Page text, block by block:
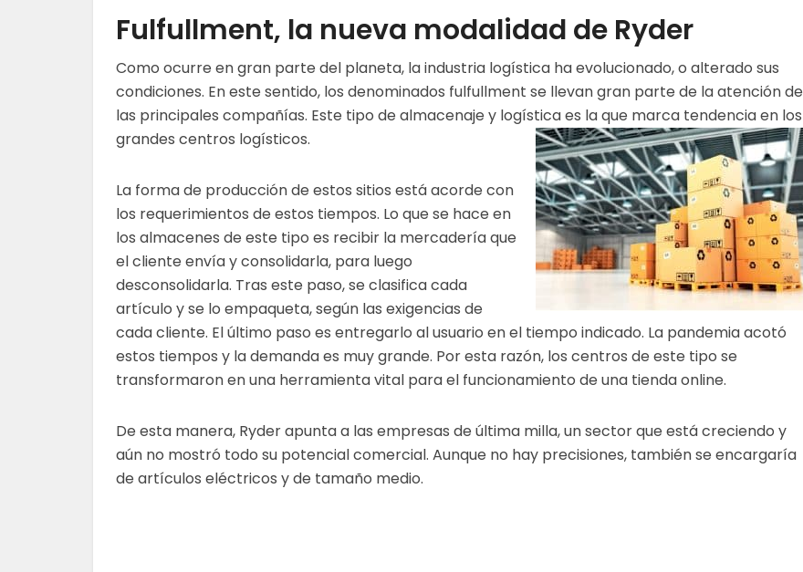
Fulfullment, la nueva modalidad de Ryder
Como ocurre en gran parte del planeta, la industria logística ha evolucionado, o alterado sus
condiciones. En este sentido, los denominados fulfullment se llevan gran parte de la atención de
las principales compañías. Este tipo de almacenaje y logística es la que marca tendencia en los
grandes centros logísticos.
La forma de producción de estos sitios está acorde con
los requerimientos de estos tiempos. Lo que se hace en
los almacenes de este tipo es recibir la mercadería que
el cliente envía y consolidarla, para luego
desconsolidarla. Tras este paso, se clasifica cada
artículo y se lo empaqueta, según las exigencias de
cada cliente. El último paso es entregarlo al usuario en el tiempo indicado. La pandemia acotó
estos tiempos y la demanda es muy grande. Por esta razón, los centros de este tipo se
transformaron en una herramienta vital para el funcionamiento de una tienda online.
De esta manera, Ryder apunta a las empresas de última milla, un sector que está creciendo y
aún no mostró todo su potencial comercial. Aunque no hay precisiones, también se encargaría
de artículos eléctricos y de tamaño medio.